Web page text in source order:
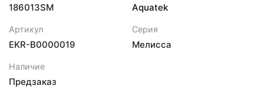
186013SM Aquatek
Артикул
EKR-B0000019
Серия
Мелисса
Наличие
Предзаказ